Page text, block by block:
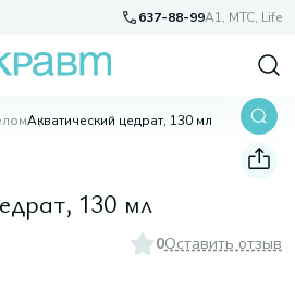
637-88-99A1, МТС, Life
Акватический цедрат, 130 мл
130 мл
0Оставить отзыв